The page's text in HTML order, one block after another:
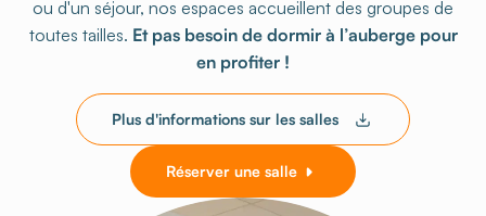
ou d'un séjour, nos espaces accueillent des groupes de
toutes tailles. Et pas besoin de dormir à l’auberge pour
en profiter !
Plus d'informations sur les salles
Réserver une salle